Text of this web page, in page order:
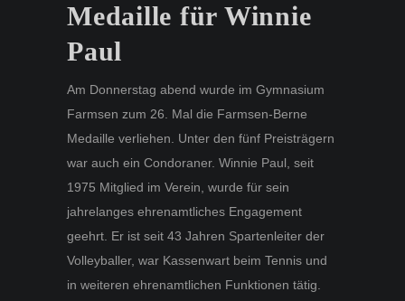
Medaille für Winnie
Paul
Am Donnerstag abend wurde im Gymnasium
Farmsen zum 26. Mal die Farmsen-Berne
Medaille verliehen. Unter den fünf Preisträgern
war auch ein Condoraner. Winnie Paul, seit
1975 Mitglied im Verein, wurde für sein
jahrelanges ehrenamtliches Engagement
geehrt. Er ist seit 43 Jahren Spartenleiter der
Volleyballer, war Kassenwart beim Tennis und
in weiteren ehrenamtlichen Funktionen tätig.